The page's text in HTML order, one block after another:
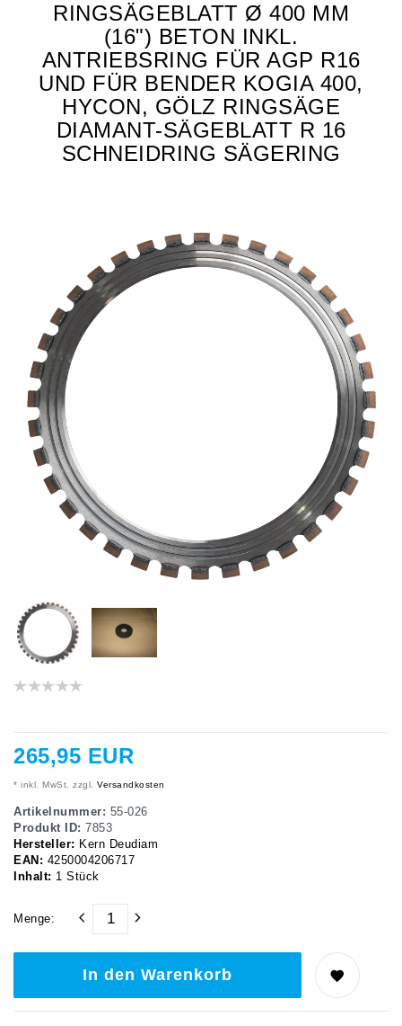
RINGSÄGEBLATT Ø 400 MM
(16") BETON INKL.
ANTRIEBSRING FÜR AGP R16
UND FÜR BENDER KOGIA 400,
HYCON, GÖLZ RINGSÄGE
DIAMANT-SÄGEBLATT R 16
SCHNEIDRING SÄGERING
265,95 EUR
* inkl. MwSt. zzgl. Versandkosten
Artikelnummer: 55-026
Produkt ID: 7853
Hersteller: Kern Deudiam
EAN: 4250004206717
Inhalt: 1 Stück
Menge:
In den Warenkorb